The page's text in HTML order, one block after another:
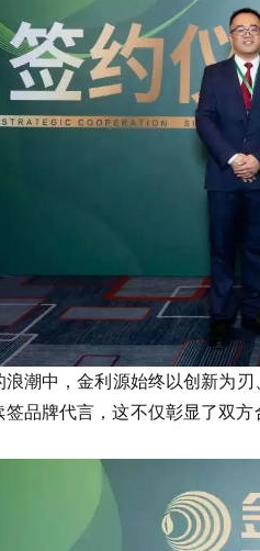
潮中，金利源始终以创新为
品牌代言，这不仅彰显了双